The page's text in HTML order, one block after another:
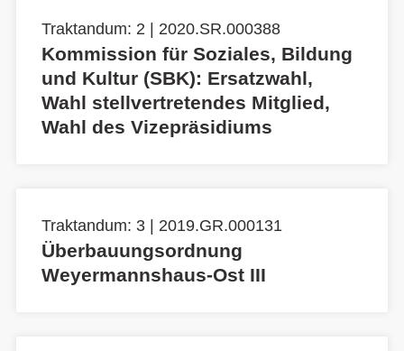
Traktandum: 2 | 2020.SR.000388
Kommission für Soziales, Bildung
und Kultur (SBK): Ersatzwahl,
Wahl stellvertretendes Mitglied,
Wahl des Vizepräsidiums
Traktandum: 3 | 2019.GR.000131
Überbauungsordnung
Weyermannshaus-Ost III